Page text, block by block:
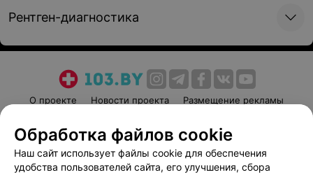
Рентген-диагностика
О проекте Новости проекта
Размещение рекламы
Пользовательское соглашение
Способы оплаты
Вакансии
Партнеры
Обработка файлов cookie
Наш сайт использует файлы cookie для обеспечения
удобства пользователей сайта, его улучшения, сбора